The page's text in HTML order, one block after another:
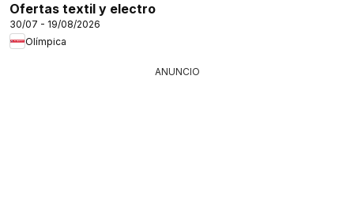
Ofertas textil y electro
30/07 - 19/08/2026
Olímpica
ANUNCIO